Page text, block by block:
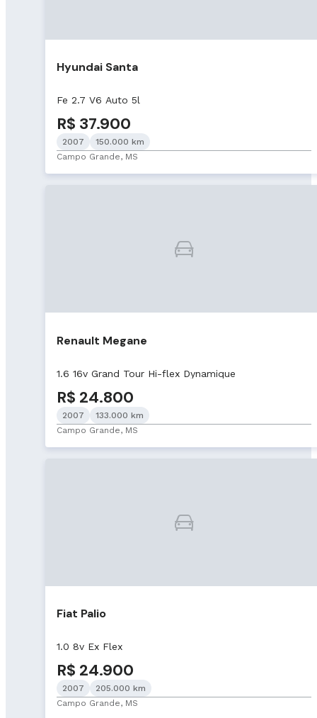
Hyundai Santa
Fe 2.7 V6 Auto 5l
R$ 37.900
2007
150.000 km
Campo Grande, MS
Renault Megane
1.6 16v Grand Tour Hi-flex Dynamique
R$ 24.800
2007
133.000 km
Campo Grande, MS
Fiat Palio
1.0 8v Ex Flex
R$ 24.900
2007
205.000 km
Campo Grande, MS